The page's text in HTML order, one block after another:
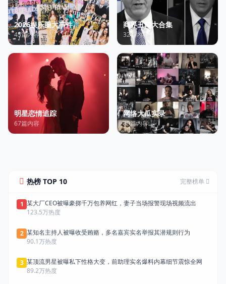
2026娱乐圈大事件
45篇内容
商界丑闻大合集
32篇内容
明星恋情追踪
67篇内容
网络大瓜实录
89篇内容
热榜 TOP 10 完整榜单
1 某大厂CEO被曝豪掷千万包养网红，妻子当场报警现场视频流出
123.5万热度
2 某知名主持人被曝收受贿赂，多名嘉宾实名举报其潜规则行为
90.1万热度
3 某顶流男星被曝私下性格大变，前助理实名爆料内幕细节震惊全网
89.2万热度